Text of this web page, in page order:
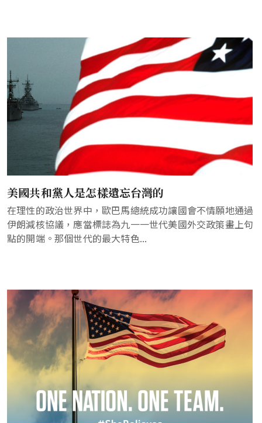
美國共和黨人是怎樣遺忘台灣的
在理性的政治世界中，歐巴馬總統成功讓國會不情願地通過
伊朗減核協議，應當標誌為九一一世代美國外交政策畫上句
點的開端。那個世代的最大特色...